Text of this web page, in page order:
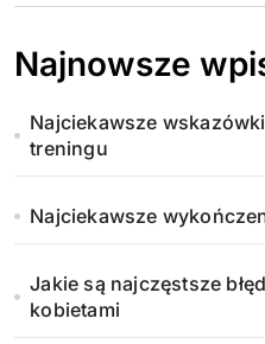
Najnowsze
Najciekawsze
treningu
Najciekawsze
Jakie są najczęstsze
kobietami